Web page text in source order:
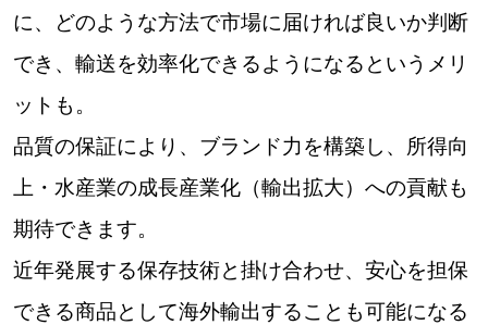
に、どのような方法で市場に届ければ良いか判断
でき、輸送を効率化できるようになるというメリ
ットも。
品質の保証により、ブランド力を構築し、所得向
上・水産業の成長産業化（輸出拡大）への貢献も
期待できます。
近年発展する保存技術と掛け合わせ、安心を担保
できる商品として海外輸出することも可能になる